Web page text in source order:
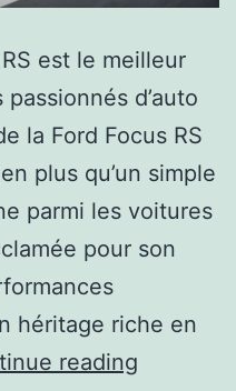
est le meilleur
d’auto
la Ford Focus RS
plus qu’un simple
parmi les voitures
pour son
héritage riche en
reading